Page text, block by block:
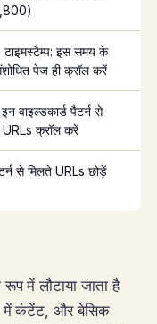
इस समय के
पेज ही क्रॉल करें
वाइल्डकार्ड पैटर्न से
URLs क्रॉल करें
से मिलते URLs छोड़ें
में लौटाया जाता है
में कंटेंट, और बेसिक